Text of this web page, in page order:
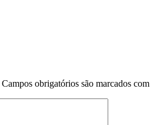
Campos obrigatórios são marcados com